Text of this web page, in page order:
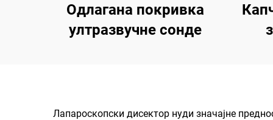
Одлагана покривка
ултразвучне сонде
Лапароскопски дисектор нуди значајне